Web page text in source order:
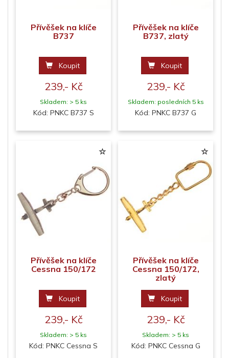
Přívěšek na klíče
B737
Koupit
239,- Kč
Skladem: > 5 ks
Kód: PNKC B737 S
Přívěšek na klíče
B737, zlatý
Koupit
239,- Kč
Skladem: posledních 5 ks
Kód: PNKC B737 G
Přívěšek na klíče
Cessna 150/172
Koupit
239,- Kč
Skladem: > 5 ks
Kód: PNKC Cessna S
Přívěšek na klíče
Cessna 150/172,
zlatý
Koupit
239,- Kč
Skladem: > 5 ks
Kód: PNKC Cessna G